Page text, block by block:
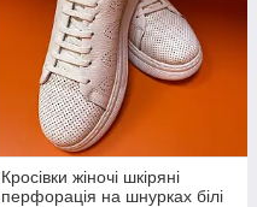
Кросівки жіночі шкіряні
перфорація на шнурках білі